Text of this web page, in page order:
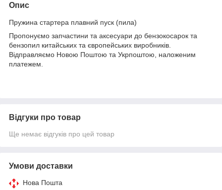
Опис
Пружина стартера плавний пуск (пила)
Пропонуємо запчастини та аксесуари до бензокосарок та
бензопил китайських та європейських виробників.
Відправляємо Новою Поштою та Укрпоштою, наложеним
платежем.
Відгуки про товар
Ще немає відгуків про цей товар
Умови доставки
Нова Пошта